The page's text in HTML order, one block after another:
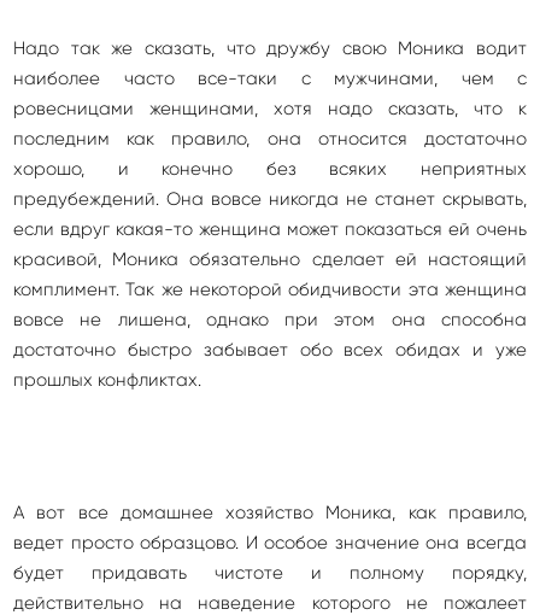
Надо так же сказать, что дружбу свою Моника водит
наиболее часто все-таки с мужчинами, чем с
ровесницами женщинами, хотя надо сказать, что к
последним как правило, она относится достаточно
хорошо, и конечно без всяких неприятных
предубеждений. Она вовсе никогда не станет скрывать,
если вдруг какая-то женщина может показаться ей очень
красивой, Моника обязательно сделает ей настоящий
комплимент. Так же некоторой обидчивости эта женщина
вовсе не лишена, однако при этом она способна
достаточно быстро забывает обо всех обидах и уже
прошлых конфликтах.
А вот все домашнее хозяйство Моника, как правило,
ведет просто образцово. И особое значение она всегда
будет придавать чистоте и полному порядку,
действительно на наведение которого не пожалеет